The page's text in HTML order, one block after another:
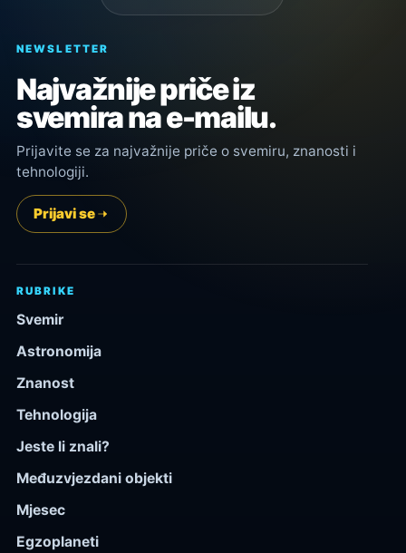
NEWSLETTER
Najvažnije priče iz
svemira na e-mailu.
Prijavite se za najvažnije priče o svemiru, znanosti i
tehnologiji.
Prijavi se
RUBRIKE
Svemir
Astronomija
Znanost
Tehnologija
Jeste li znali?
Međuzvjezdani objekti
Mjesec
Egzoplaneti